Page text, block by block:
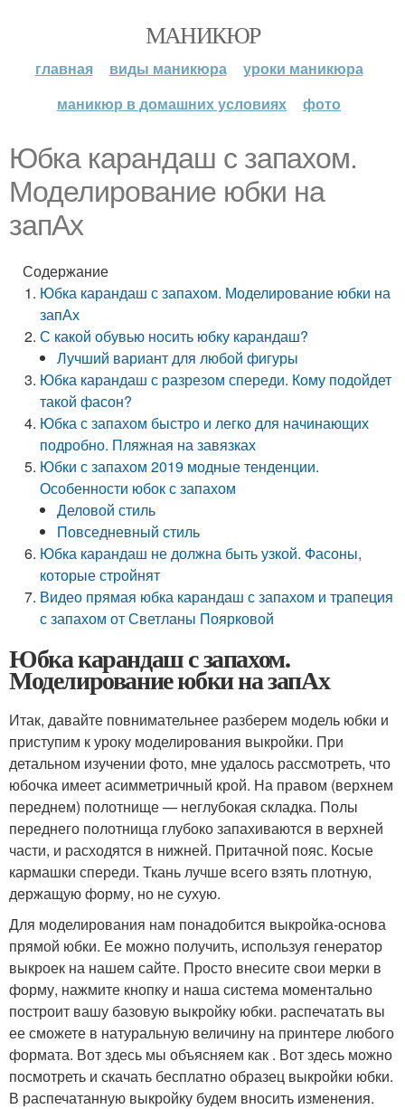
МАНИКЮР
главная виды маникюра
уроки маникюра
маникюр в домашних условиях
фото
Юбка карандаш с запахом.
Моделирование юбки на
запАх
Содержание
Юбка карандаш с запахом. Моделирование юбки на
запАх
С какой обувью носить юбку карандаш?
Лучший вариант для любой фигуры
Юбка карандаш с разрезом спереди. Кому подойдет
такой фасон?
Юбка с запахом быстро и легко для начинающих
подробно. Пляжная на завязках
Юбки с запахом 2019 модные тенденции.
Особенности юбок с запахом
Деловой стиль
Повседневный стиль
Юбка карандаш не должна быть узкой. Фасоны,
которые стройнят
Видео прямая юбка карандаш с запахом и трапеция
с запахом от Светланы Поярковой
Юбка карандаш с запахом.
Моделирование юбки на запАх
Итак, давайте повнимательнее разберем модель юбки и
приступим к уроку моделирования выкройки. При
детальном изучении фото, мне удалось рассмотреть, что
юбочка имеет асимметричный крой. На правом (верхнем
переднем) полотнище — неглубокая складка. Полы
переднего полотнища глубоко запахиваются в верхней
части, и расходятся в нижней. Притачной пояс. Косые
кармашки спереди. Ткань лучше всего взять плотную,
держащую форму, но не сухую.
Для моделирования нам понадобится выкройка-основа
прямой юбки. Ее можно получить, используя генератор
выкроек на нашем сайте. Просто внесите свои мерки в
форму, нажмите кнопку и наша система моментально
построит вашу базовую выкройку юбки. распечатать вы
ее сможете в натуральную величину на принтере любого
формата. Вот здесь мы объясняем как . Вот здесь можно
посмотреть и скачать бесплатно образец выкройки юбки.
В распечатанную выкройку будем вносить изменения.